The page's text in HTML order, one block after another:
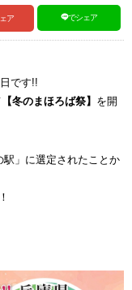
ア でシェア
です!!
【冬のまほろば祭】 を開
」に選定されたことか